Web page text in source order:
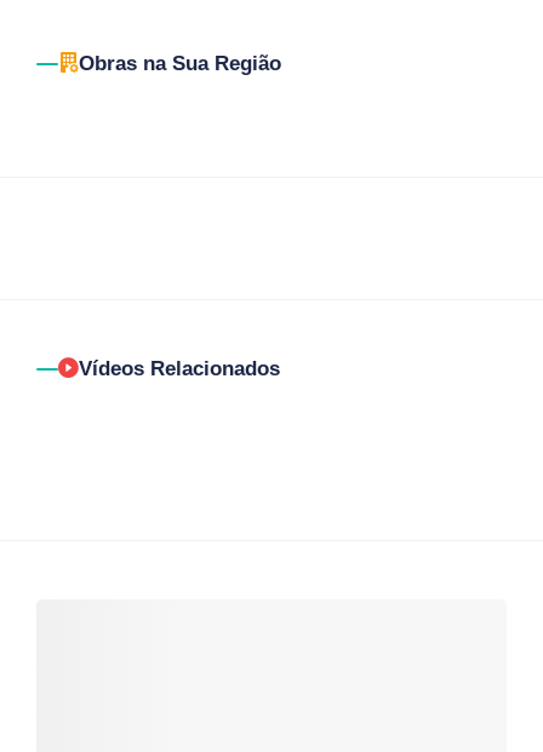
Obras na Sua Região
Vídeos Relacionados